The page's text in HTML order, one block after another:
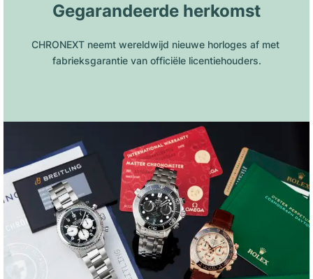
Gegarandeerde herkomst
CHRONEXT neemt wereldwijd nieuwe horloges af met
fabrieksgarantie van officiële licentiehouders.